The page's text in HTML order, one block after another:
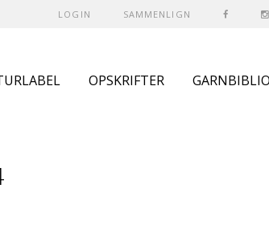
LOGIN SAMMENLIGN
OPSKRIFTER